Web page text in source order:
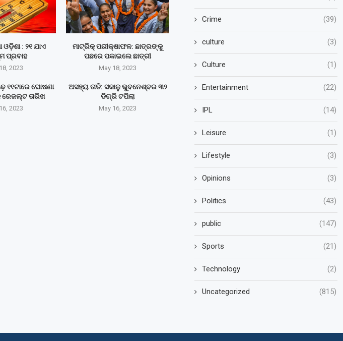
ଓଡ଼ିଶା : ୨୧ ଯାଏ
ପ୍ରବାହ
2023
ମାଟ୍ରିକ୍‌ ପରୀକ୍ଷାଫଳ: ଛାତ୍ରଙ୍କୁ
ପଛରେ ପକାଇଲେ ଛାତ୍ରୀ
May 18, 2023
୧୧ଟାରେ ଘୋଷଣା
ରେଜଲ୍ଟ ତାରିଖ
2023
ଅସହ୍ୟ ତାତି: ସକାଳୁ ଭୁବନେଶ୍ବର ୩୨
ଡିଗ୍ରି ଟପିଲା
May 16, 2023
Crime (39)
culture (3)
Culture (1)
Entertainment (22)
IPL (14)
Leisure (1)
Lifestyle (3)
Opinions (3)
Politics (43)
public (147)
Sports (21)
Technology (2)
Uncategorized (815)